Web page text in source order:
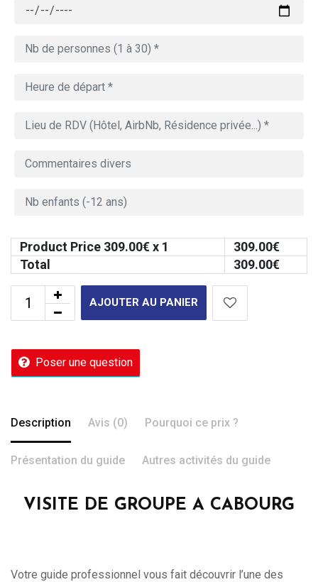
Product Price 309.00€ x 1 309.00€
Total
309.00€
AJOUTER AU PANIER
Poser une question
Description Avis (0) Pourquoi ce prix ?
Présentation du guide Autres activités du guide
VISITE DE GROUPE A CABOURG
Votre guide professionnel vous fait découvrir l’une des